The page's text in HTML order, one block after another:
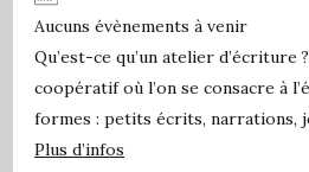
Aucuns évènements à venir
Qu’est-ce qu’un atelier d’écriture
coopératif où l’on se consacre à
formes : petits écrits, narrations,
Plus d’infos